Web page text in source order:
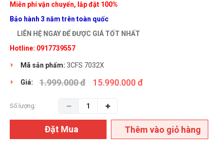
Miễn phí vận chuyển, lắp đặt 100%
Bảo hành 3 năm trên toàn quốc
LIÊN HỆ NGAY ĐỂ ĐƯỢC GIÁ TỐT NHẤT
Hotline: 0917739557
Mã sản phẩm: 3CFS 7032X
Giá: 1.999.000 đ 15.990.000 đ
Số lượng:
Đặt Mua Thêm vào giỏ hàng